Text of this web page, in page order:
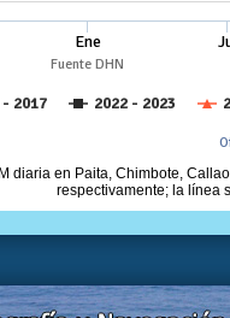
diaria en Paita, Chimbote,
respectivamente; la línea